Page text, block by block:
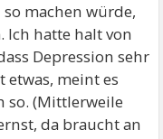
machen würde,
Ich hatte halt von
Depression sehr
etwas, meint es
so. (Mittlerweile
da braucht an